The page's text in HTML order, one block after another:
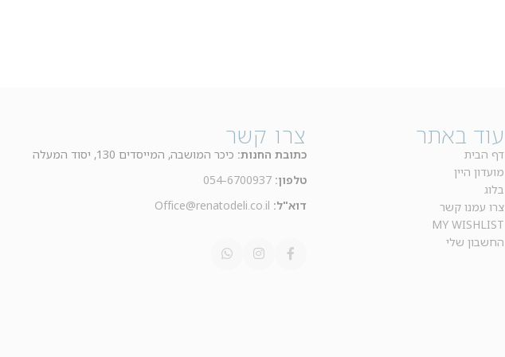
עוד באתר
דף הבית
מועדון היין
בלוג
צרו עמנו קשר
MY WISHLIST
החשבון שלי
צרו קשר
כתובת החנות: כיכר המושבה, המייסדים 130, יסוד המעלה
טלפון: 054-6700937
דוא"ל: Office@renatodeli.co.il